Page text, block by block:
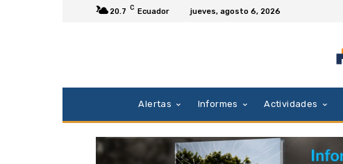
20.7 C Ecuador jueves, agosto 6, 2026
Alertas Informes Actividades